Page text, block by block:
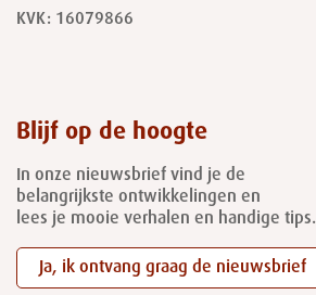
KVK: 16079866
Blijf op de hoogte
In onze nieuwsbrief vind je de
belangrijkste ontwikkelingen en
lees je mooie verhalen en handige tips.
Ja, ik ontvang graag de nieuwsbrief